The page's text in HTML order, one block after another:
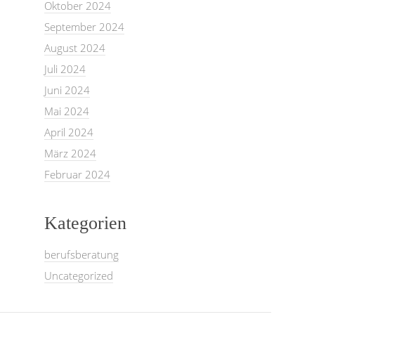
Oktober 2024
September 2024
August 2024
Juli 2024
Juni 2024
Mai 2024
April 2024
März 2024
Februar 2024
Kategorien
berufsberatung
Uncategorized